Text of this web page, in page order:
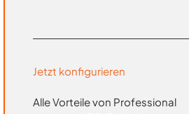
Jetzt konfigurieren
Alle Vorteile von Professional